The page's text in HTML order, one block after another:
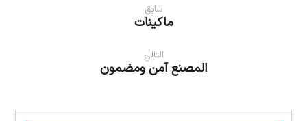
سابق
ماكينات
التالي
المصنع آمن ومضمون